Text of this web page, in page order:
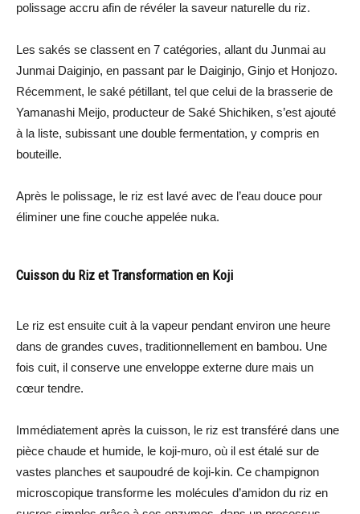
polissage accru afin de révéler la saveur naturelle du riz.
Les sakés se classent en 7 catégories, allant du Junmai au
Junmai Daiginjo, en passant par le Daiginjo, Ginjo et Honjozo.
Récemment, le saké pétillant, tel que celui de la brasserie de
Yamanashi Meijo, producteur de Saké Shichiken, s’est ajouté
à la liste, subissant une double fermentation, y compris en
bouteille.
Après le polissage, le riz est lavé avec de l’eau douce pour
éliminer une fine couche appelée nuka.
Cuisson du Riz et Transformation en Koji
Le riz est ensuite cuit à la vapeur pendant environ une heure
dans de grandes cuves, traditionnellement en bambou. Une
fois cuit, il conserve une enveloppe externe dure mais un
cœur tendre.
Immédiatement après la cuisson, le riz est transféré dans une
pièce chaude et humide, le koji-muro, où il est étalé sur de
vastes planches et saupoudré de koji-kin. Ce champignon
microscopique transforme les molécules d’amidon du riz en